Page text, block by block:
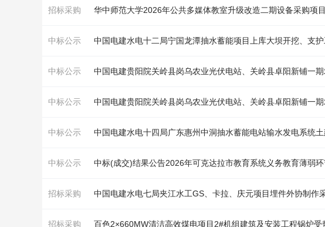
招标采购 华中师范大学2026年公共多媒体教室升级改造二期设备采购项
中标公示 中国电建水电十二局宁国龙潭抽水蓄能项目上库大坝开挖、支
中标公示
中标公示
中标公示
中标公示
招标采购 中国电建水电七局夹江水工GS、卡拉、庆元项目埋件外协制作
招标采购